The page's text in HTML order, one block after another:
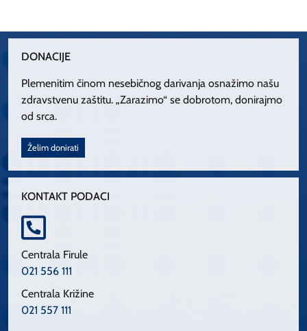
DONACIJE
Plemenitim činom nesebičnog darivanja osnažimo našu
zdravstvenu zaštitu. „Zarazimo“ se dobrotom, donirajmo
od srca.
Želim donirati
KONTAKT PODACI
Centrala Firule
021 556 111
Centrala Križine
021 557 111